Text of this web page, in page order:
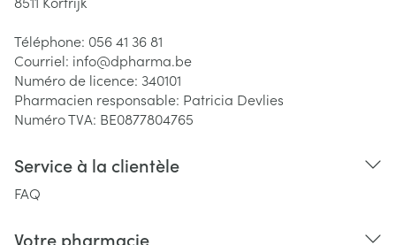
Téléphone: 056 41 36 81
Courriel: info@dpharma.be
Numéro de licence: 340101
Pharmacien responsable: Patricia Devlies
Numéro TVA: BE0877804765
Service à la clientèle
FAQ
Votre pharmacie